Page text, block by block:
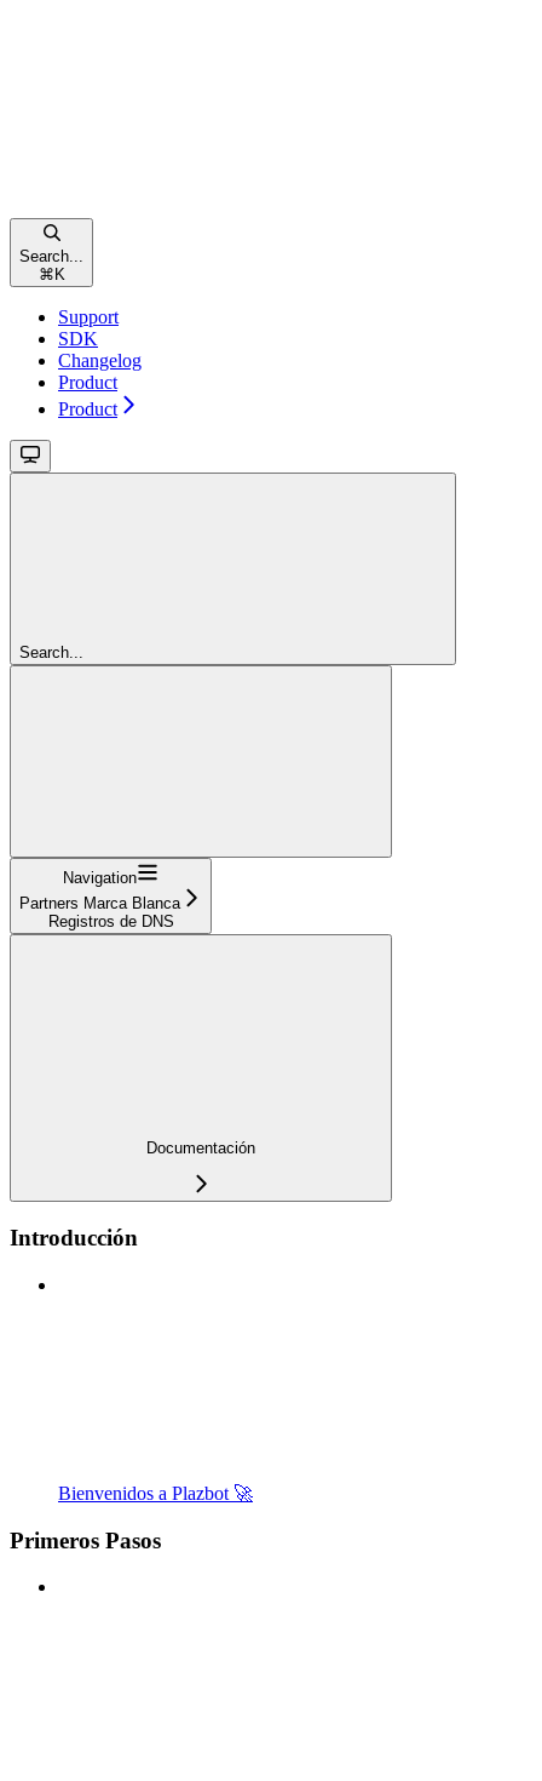
Search...
⌘ K
Support
SDK
Changelog
Product
Product
Search...
Navigation
Partners Marca Blanca
Registros de DNS
Documentación
Introducción
Bienvenidos a Plazbot 🚀
Primeros Pasos